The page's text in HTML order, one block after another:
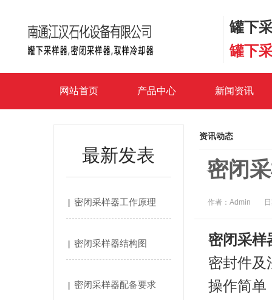
罐下
罐下
网站首页 产品中心 新闻资讯
最新发表
密闭采样器工作原理
密闭采样器结构图
密闭采样器配备要求
资讯动态
密闭
作者：Admin
密闭采样
密封件及
操作简单